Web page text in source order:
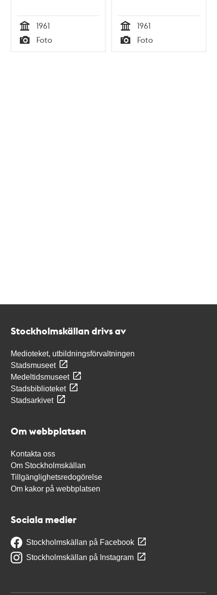
Tid
1961
Typ
Foto Tid
1961
Typ
Foto
Stockholmskällan drivs av
Medioteket, utbildningsförvaltningen
Stadsmuseet
Medeltidsmuseet
Stadsbiblioteket
Stadsarkivet
Om webbplatsen
Kontakta oss
Om Stockholmskällan
Tillgänglighetsredogörelse
Om kakor på webbplatsen
Sociala medier
Stockholmskällan på Facebook
Stockholmskällan på Instagram